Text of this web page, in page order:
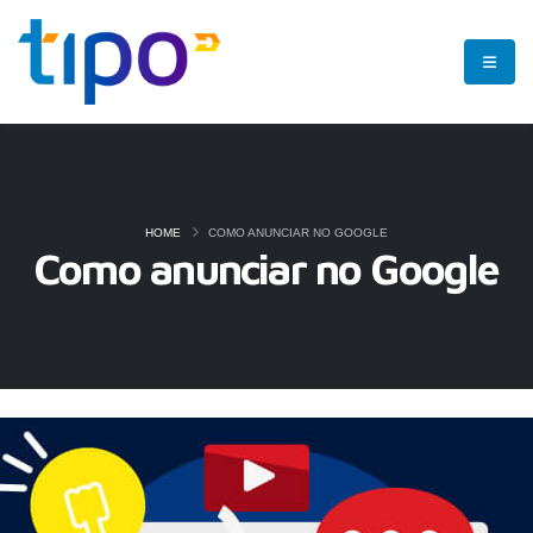
Como anunciar no Google
HOME COMO ANUNCIAR NO GOOGLE